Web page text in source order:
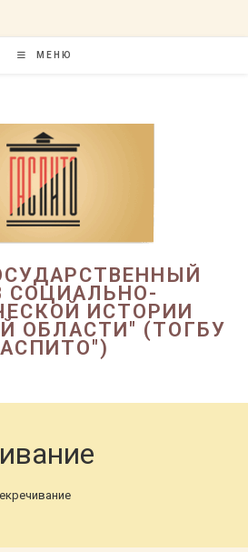
МЕНЮ
СОЦИАЛЬНО-
ИСТОРИИ
ОБЛАСТИ" (ТОГБУ